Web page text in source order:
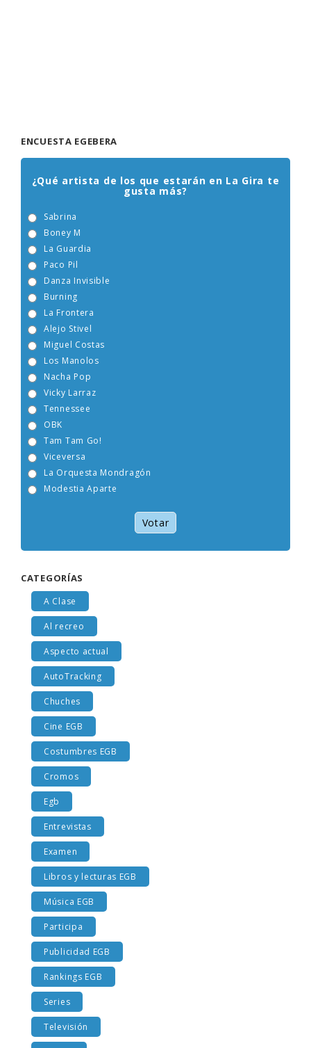
¿Qué artista de los que estarán en La Gira te
gusta más?
Boney M
Burning
Alejo Stivel
Miguel Costas
Nacha Pop
Vicky Larraz
La Orquesta Mondragón
Modestia Aparte
Votar
A Clase
Al recreo
Aspecto actual
AutoTracking
Chuches
Cine EGB
Costumbres EGB
Cromos
Egb
Entrevistas
Examen
Libros y lecturas EGB
Música EGB
Participa
Publicidad EGB
Rankings EGB
Series
Televisión